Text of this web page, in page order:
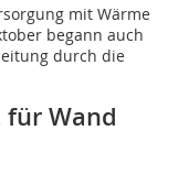
mit Wärme
begann auch
durch die
Wand